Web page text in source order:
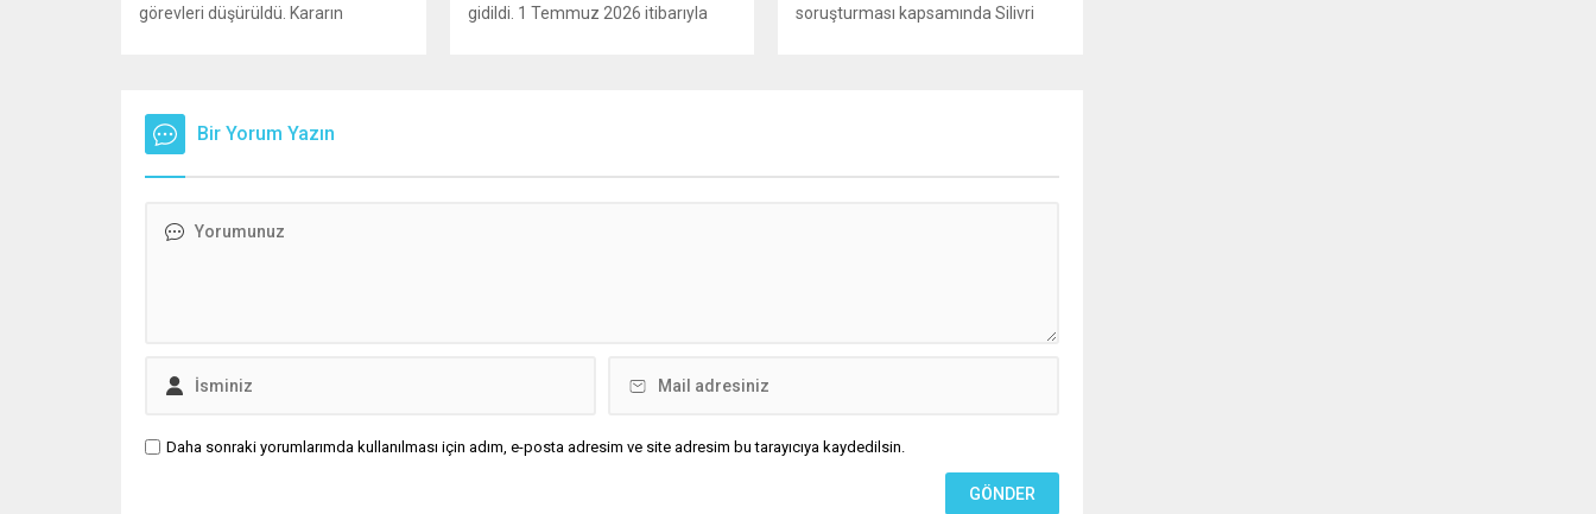
görevleri düşürüldü. Kararın
verdiği hukuksuz bir karardır” dedi.
CHP’den tedbirli olarak kesin
çıkarma cezası uygulanmak üzere
edilen ve partideki tüm
gidildi. 1 Temmuz 2026 itibarıyla
sahibinin başvuru şartını otomatik
soruşturması kapsamında Silivri
kararı uygulandı. Emniyet güçlerinin
Bir Yorum Yazın
Daha sonraki yorumlarımda kullanılması için adım, e-posta adresim ve site adresim bu tarayıcıya kaydedilsin.